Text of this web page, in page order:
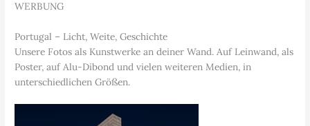
WERBUNG
Portugal – Licht, Weite, Geschichte
Unsere Fotos als Kunstwerke an deiner Wand. Auf Leinwand, als
Poster, auf Alu-Dibond und vielen weiteren Medien, in
unterschiedlichen Größen.